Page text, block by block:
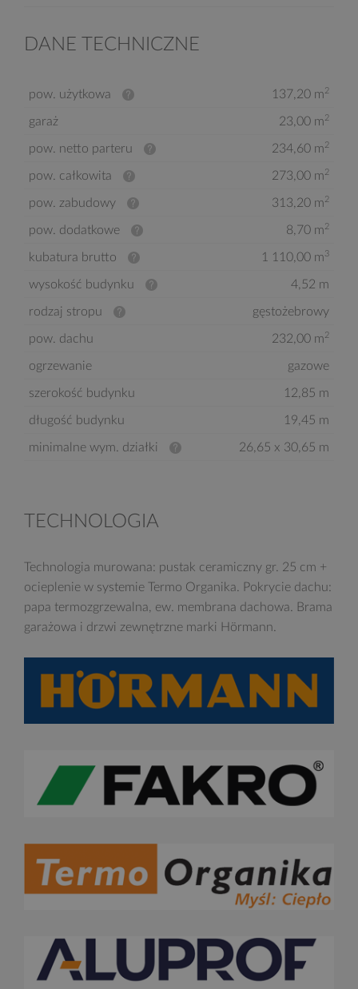
DANE TECHNICZNE
pow. użytkowa 137,20 m2
garaż 23,00 m2
pow. netto parteru 234,60 m2
pow. całkowita 273,00 m2
pow. zabudowy 313,20 m2
pow. dodatkowe 8,70 m2
kubatura brutto 1 110,00 m3
wysokość budynku 4,52 m
rodzaj stropu gęstożebrowy
pow. dachu 232,00 m2
ogrzewanie gazowe
szerokość budynku 12,85 m
długość budynku 19,45 m
minimalne wym. działki 26,65 x 30,65 m
TECHNOLOGIA
Technologia murowana: pustak ceramiczny gr. 25 cm +
ocieplenie w systemie Termo Organika. Pokrycie dachu:
papa termozgrzewalna, ew. membrana dachowa. Brama
garażowa i drzwi zewnętrzne marki Hörmann.